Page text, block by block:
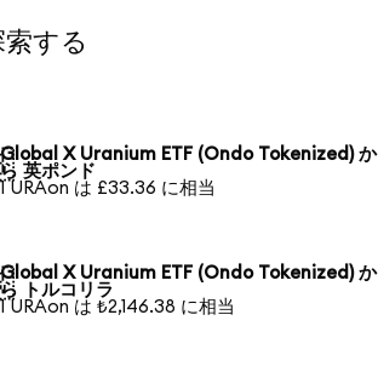
する
Global X Uranium ETF (Ondo Tokenized) か
ら 英ポンド
1 URAon は £33.36 に相当
Global X Uranium ETF (Ondo Tokenized) か
ら トルコリラ
1 URAon は ₺2,146.38 に相当